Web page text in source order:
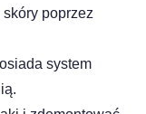
poprzez
system